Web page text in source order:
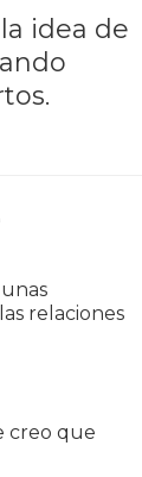
idea de
relaciones
creo que